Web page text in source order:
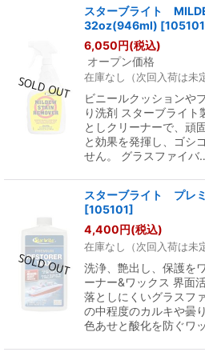
スターブライト
32oz(946ml) [
6,050円(税込)
オープン価格
在庫なし（次回入荷は未
ビニールクッションや
り洗剤 スターブライト
としクリーナーで、頑
と効果を発揮し、ゴシ
せん。 グラスファイバ
スターブライト プレ
[105101]
4,400円(税込)
在庫なし（次回入荷は未
洗浄、艶出し、保護を
ーナー&ワックス 界面
落としにくいグラスフ
の中程度のカルキや曇
色あせと酸化を防ぐワ